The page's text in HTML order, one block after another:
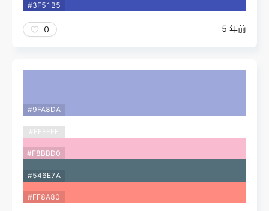
#3F51B5
0 5 年前
#9FA8DA
#FFFFFF
#F8BBD0
#546E7A
#FF8A80